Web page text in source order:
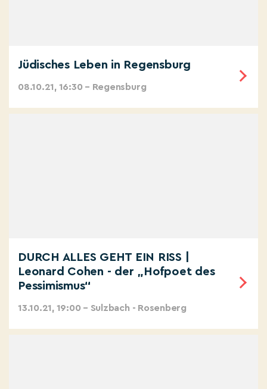
Jüdisches Leben in Regensburg
08.10.21, 16:30 – Regensburg
DURCH ALLES GEHT EIN RISS |
Leonard Cohen - der „Hofpoet des
Pessimismus“
13.10.21, 19:00 – Sulzbach - Rosenberg